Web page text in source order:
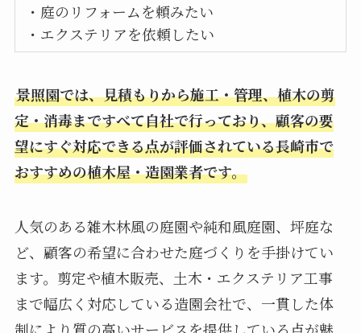
・庭のリフォームを頼みたい
・エクステリアを依頼したい
景照園では、見積もりから施工・管理、植木の剪
定・消毒まですべて自社で行っており、顧客の要
望にすぐ対応できる点が評価されている長崎市で
おすすめの植木屋・造園業者です。
人気のある雑木林風の庭園や純和風庭園、坪庭な
ど、顧客の希望に合わせた庭づくりを手掛けてい
ます。剪定や植木販売、土木・エクステリア工事
まで幅広く対応している造園会社で、一貫した体